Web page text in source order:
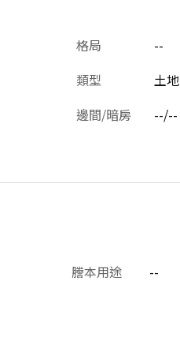
格局
--
類型
土地
邊間/暗房
--/--
謄本用途
--